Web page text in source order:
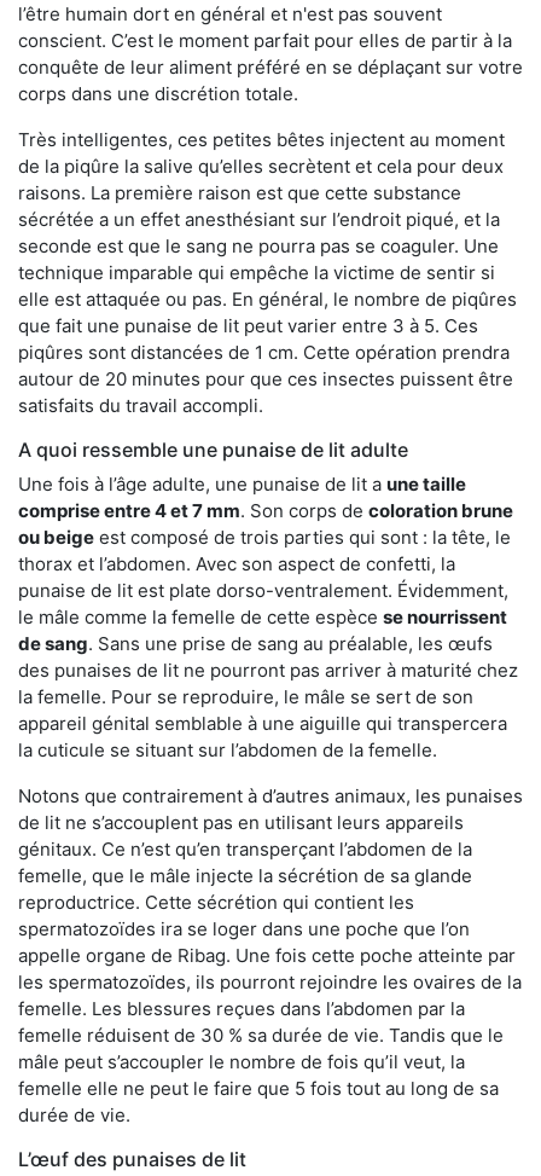
l’être humain dort en général et n'est pas souvent
conscient. C’est le moment parfait pour elles de partir à la
conquête de leur aliment préféré en se déplaçant sur votre
corps dans une discrétion totale.
Très intelligentes, ces petites bêtes injectent au moment
de la piqûre la salive qu’elles secrètent et cela pour deux
raisons. La première raison est que cette substance
sécrétée a un effet anesthésiant sur l’endroit piqué, et la
seconde est que le sang ne pourra pas se coaguler. Une
technique imparable qui empêche la victime de sentir si
elle est attaquée ou pas. En général, le nombre de piqûres
que fait une punaise de lit peut varier entre 3 à 5. Ces
piqûres sont distancées de 1 cm. Cette opération prendra
autour de 20 minutes pour que ces insectes puissent être
satisfaits du travail accompli.
A quoi ressemble une punaise de lit adulte
Une fois à l’âge adulte, une punaise de lit a une taille
comprise entre 4 et 7 mm. Son corps de coloration brune
ou beige est composé de trois parties qui sont : la tête, le
thorax et l’abdomen. Avec son aspect de confetti, la
punaise de lit est plate dorso-ventralement. Évidemment,
le mâle comme la femelle de cette espèce se nourrissent
de sang. Sans une prise de sang au préalable, les œufs
des punaises de lit ne pourront pas arriver à maturité chez
la femelle. Pour se reproduire, le mâle se sert de son
appareil génital semblable à une aiguille qui transpercera
la cuticule se situant sur l’abdomen de la femelle.
Notons que contrairement à d’autres animaux, les punaises
de lit ne s’accouplent pas en utilisant leurs appareils
génitaux. Ce n’est qu’en transperçant l’abdomen de la
femelle, que le mâle injecte la sécrétion de sa glande
reproductrice. Cette sécrétion qui contient les
spermatozoïdes ira se loger dans une poche que l’on
appelle organe de Ribag. Une fois cette poche atteinte par
les spermatozoïdes, ils pourront rejoindre les ovaires de la
femelle. Les blessures reçues dans l’abdomen par la
femelle réduisent de 30 % sa durée de vie. Tandis que le
mâle peut s’accoupler le nombre de fois qu’il veut, la
femelle elle ne peut le faire que 5 fois tout au long de sa
durée de vie.
L’œuf des punaises de lit